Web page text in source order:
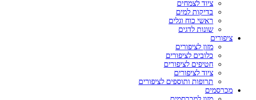
ציוד לצמחים
בדיקות למים
ראשי כוח וגלים
שונות לדגים
ציפורים
מזון לציפורים
כלובים לציפורים
חטיפים לציפורים
ציוד לציפורים
תרופות ותוספים לציפורים
מכרסמים